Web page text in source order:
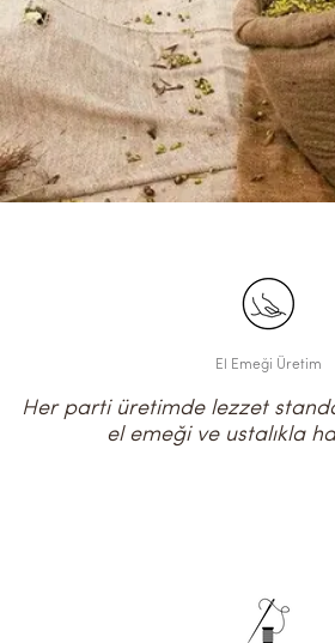
El Emeği Üretim
Her parti üretimde lezzet
el emeği ve ustalıkla